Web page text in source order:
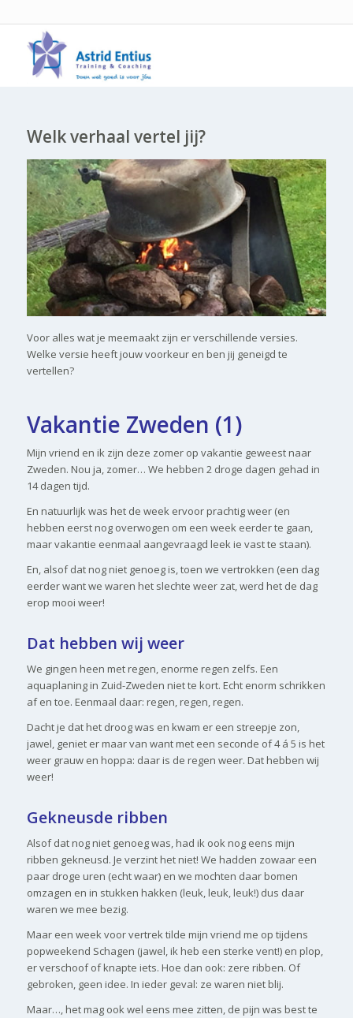
Welk verhaal vertel jij?
Voor alles wat je meemaakt zijn er verschillende versies.
Welke versie heeft jouw voorkeur en ben jij geneigd te
vertellen?
Vakantie Zweden (1)
Mijn vriend en ik zijn deze zomer op vakantie geweest naar
Zweden. Nou ja, zomer… We hebben 2 droge dagen gehad in
14 dagen tijd.
En natuurlijk was het de week ervoor prachtig weer (en
hebben eerst nog overwogen om een week eerder te gaan,
maar vakantie eenmaal aangevraagd leek ie vast te staan).
En, alsof dat nog niet genoeg is, toen we vertrokken (een dag
eerder want we waren het slechte weer zat, werd het de dag
erop mooi weer!
Dat hebben wij weer
We gingen heen met regen, enorme regen zelfs. Een
aquaplaning in Zuid-Zweden niet te kort. Echt enorm schrikken
af en toe. Eenmaal daar: regen, regen, regen.
Dacht je dat het droog was en kwam er een streepje zon,
jawel, geniet er maar van want met een seconde of 4 á 5 is het
weer grauw en hoppa: daar is de regen weer. Dat hebben wij
weer!
Gekneusde ribben
Alsof dat nog niet genoeg was, had ik ook nog eens mijn
ribben gekneusd. Je verzint het niet! We hadden zowaar een
paar droge uren (echt waar) en we mochten daar bomen
omzagen en in stukken hakken (leuk, leuk, leuk!) dus daar
waren we mee bezig.
Maar een week voor vertrek tilde mijn vriend me op tijdens
popweekend Schagen (jawel, ik heb een sterke vent!) en plop,
er verschoof of knapte iets. Hoe dan ook: zere ribben. Of
gebroken, geen idee. In ieder geval: ze waren niet blij.
Maar…, het mag ook wel eens mee zitten, de pijn was best te